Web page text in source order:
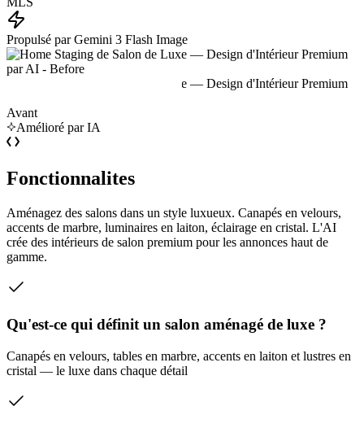
Propulsé par Gemini 3 Flash Image
Avant
Amélioré par IA
Fonctionnalites
Aménagez des salons dans un style luxueux. Canapés en velours,
accents de marbre, luminaires en laiton, éclairage en cristal. L'AI
crée des intérieurs de salon premium pour les annonces haut de
gamme.
Qu'est-ce qui définit un salon aménagé de luxe ?
Canapés en velours, tables en marbre, accents en laiton et lustres en
cristal — le luxe dans chaque détail